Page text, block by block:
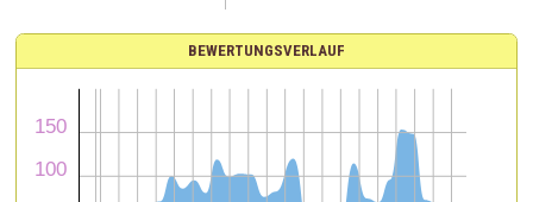
BEWERTUNGSVERLAUF